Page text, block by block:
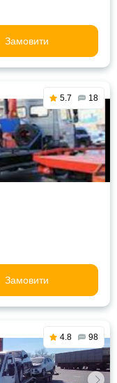
Замовити
5.7 18
Замовити
4.8 98